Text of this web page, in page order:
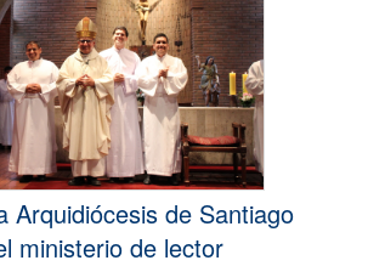
Arquidiócesis de Santiago
ministerio de lector